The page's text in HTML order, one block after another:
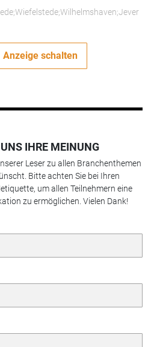
Anzeige schalten
IHRE MEINUNG
Leser zu allen Branchenthemen
Bitte achten Sie bei Ihren
um allen Teilnehmern eine
zu ermöglichen. Vielen Dank!